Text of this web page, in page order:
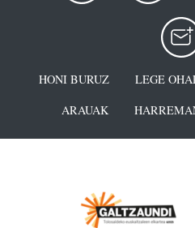
HONI BURUZ LEGE
ARAUAK